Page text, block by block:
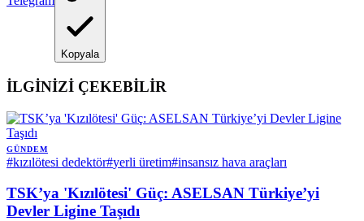
Kopyala
İLGİNİZİ ÇEKEBİLİR
GÜNDEM
#kızılötesi dedektör#yerli üretim#insansız hava araçları
TSK’ya 'Kızılötesi' Güç: ASELSAN Türkiye’yi
Devler Ligine Taşıdı